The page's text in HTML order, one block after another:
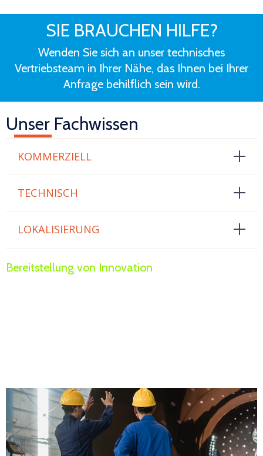
SIE BRAUCHEN HILFE?
Wenden Sie sich an unser technisches
Vertriebsteam in Ihrer Nähe, das Ihnen bei Ihrer
Anfrage behilflich sein wird.
Unser Fachwissen
KOMMERZIELL
TECHNISCH
LOKALISIERUNG
Bereitstellung von Innovation